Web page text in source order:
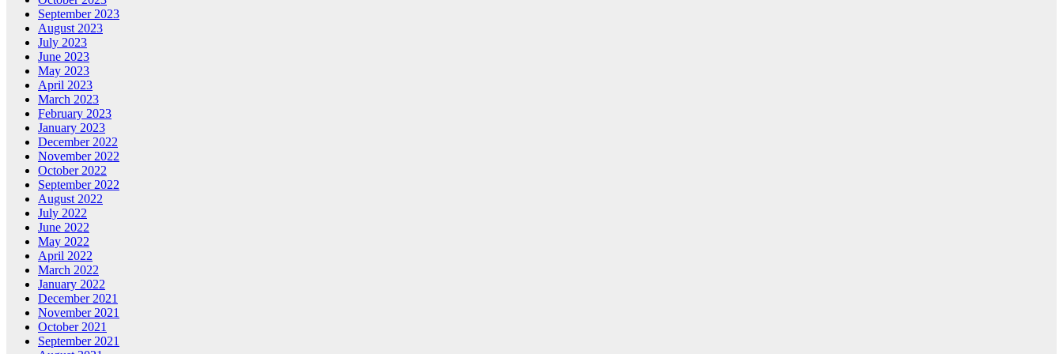
September 2023
August 2023
July 2023
June 2023
May 2023
April 2023
March 2023
February 2023
January 2023
December 2022
November 2022
October 2022
September 2022
August 2022
July 2022
June 2022
May 2022
April 2022
March 2022
January 2022
December 2021
November 2021
October 2021
September 2021